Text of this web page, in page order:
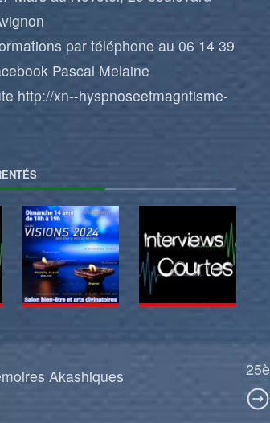
par téléphone au 06 14 39
Pascal Melaine
http://xn--hyspnoseetmagntisme-
Akashiques